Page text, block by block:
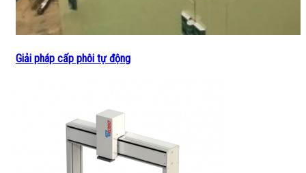
Giải pháp cấp phôi tự động